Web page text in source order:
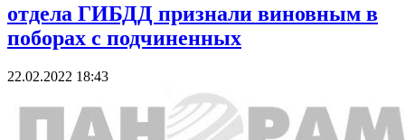
отдела ГИБДД признали виновным в
поборах с подчиненных
22.02.2022 18:43